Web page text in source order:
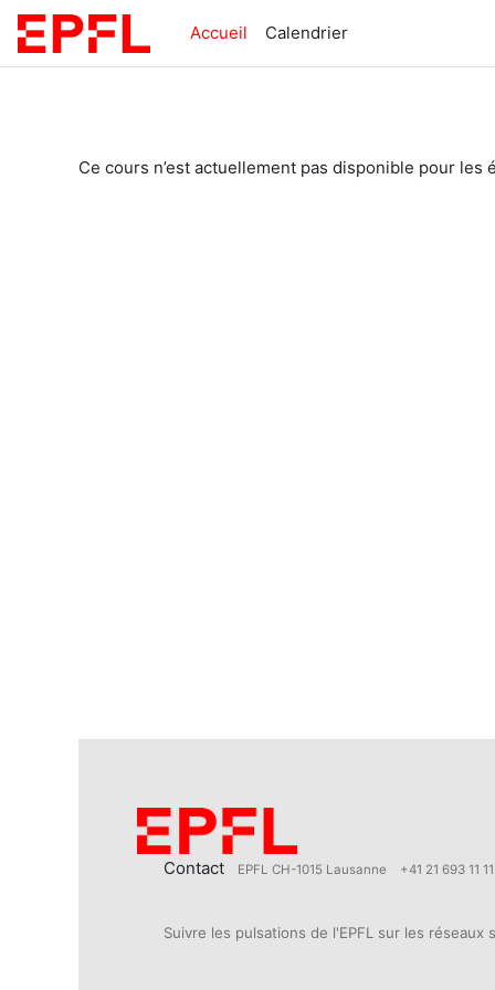
Passer au contenu principal
Accueil
Calendrier
Ce cours n’est actuellement pas disponible pour les
Contact EPFL CH-1015 Lausanne +41 21 693 11 11
Suivre les pulsations de l'EPFL sur les réseaux